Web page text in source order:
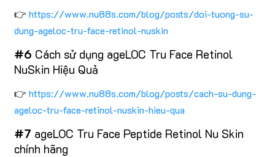
👉 https://www.nu88s.com/blog/posts/doi-tuong-su-
dung-ageloc-tru-face-retinol-nuskin
#6 Cách sử dụng ageLOC Tru Face Retinol
NuSkin Hiệu Quả
👉 https://www.nu88s.com/blog/posts/cach-su-dung-
ageloc-tru-face-retinol-nuskin-hieu-qua
#7 ageLOC Tru Face Peptide Retinol Nu Skin
chính hãng